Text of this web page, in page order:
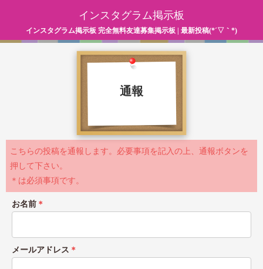
インスタグラム掲示板
インスタグラム掲示板 完全無料友達募集掲示板 | 最新投稿(*´▽｀*)
通報
こちらの投稿を通報します。必要事項を記入の上、通報ボタンを
押して下さい。
＊は必須事項です。
お名前 ＊
メールアドレス ＊